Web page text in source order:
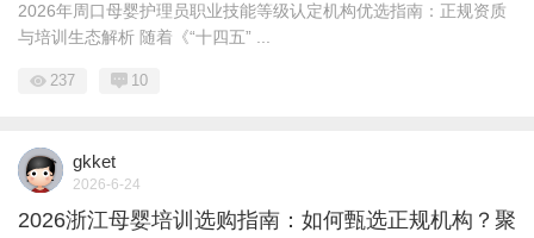
2026年周口母婴护理员职业技能等级认定机构优选指南：正规资质
与培训生态解析 随着《“十四五” ...
237 10
gkket
2026-6-24
2026浙江母婴培训选购指南：如何甄选正规机构？聚